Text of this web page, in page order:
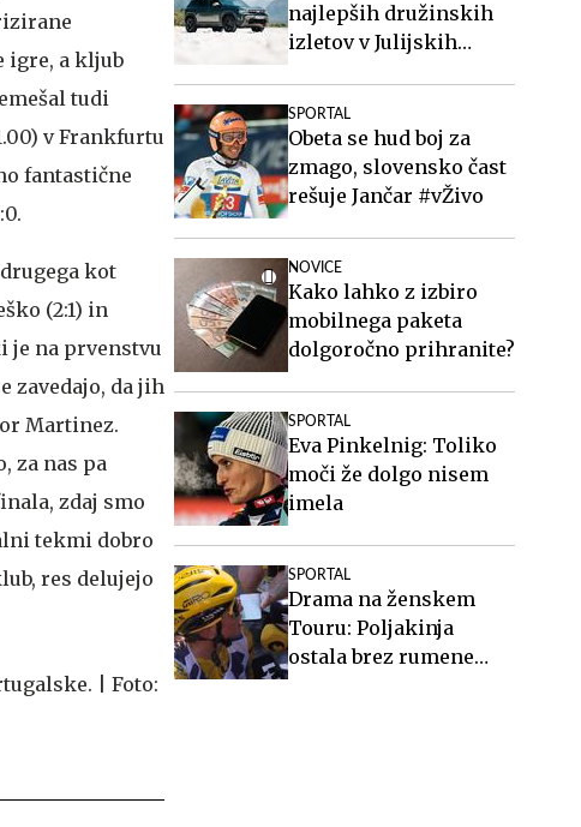
igre, a kljub
tudi
v Frankfurtu
fantastične
kot
(2:1) in
je na prvenstvu
zavedajo, da jih
Martinez.
za nas pa
zdaj smo
tekmi dobro
res delujejo
najlepših družinskih
izletov v Julijskih
SPORTAL
Obeta se hud boj za
zmago, slovensko čast
rešuje Jančar #vŽivo
NOVICE
Kako lahko z izbiro
mobilnega paketa
dolgoročno prihranite?
SPORTAL
Eva Pinkelnig: Toliko
moči že dolgo nisem
imela
SPORTAL
Drama na ženskem
Touru: Poljakinja
ostala brez rumene